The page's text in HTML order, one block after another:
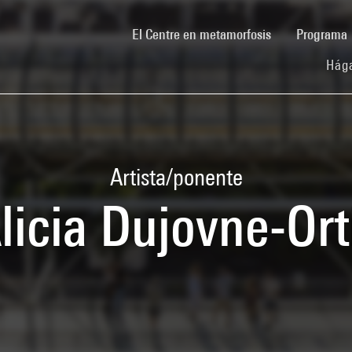
El Centre en metamorfosis(current)Programa
Artista/ponente
Dujovne-